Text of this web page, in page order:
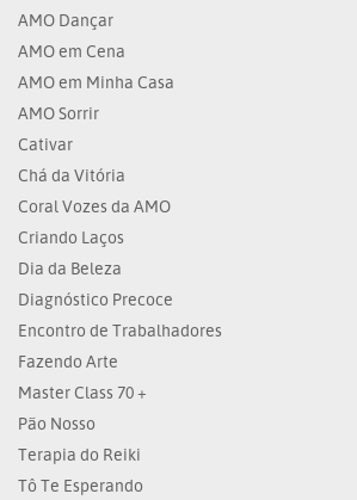
AMO Dançar
AMO em Cena
AMO em Minha Casa
AMO Sorrir
Cativar
Chá da Vitória
Coral Vozes da AMO
Criando Laços
Dia da Beleza
Diagnóstico Precoce
Encontro de Trabalhadores
Fazendo Arte
Master Class 70 +
Pão Nosso
Terapia do Reiki
Tô Te Esperando